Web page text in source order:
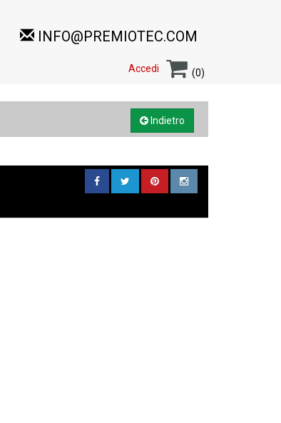
INFO@PREMIOTEC.COM
Accedi (0)
Indietro